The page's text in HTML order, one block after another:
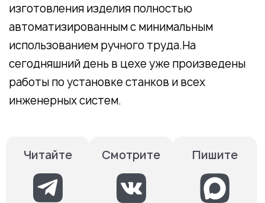
изготовления изделия полностью
автоматизированным с минимальным
использованием ручного труда.На
сегодняшний день в цехе уже произведены
работы по установке станков и всех
инженерных систем.
Читайте Смотрите Пишите